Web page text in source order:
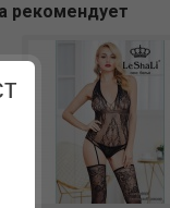
рекомендует